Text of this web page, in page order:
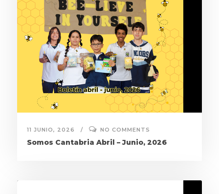
11 JUNIO, 2026 NO COMMENTS
Somos Cantabria Abril – Junio, 2026